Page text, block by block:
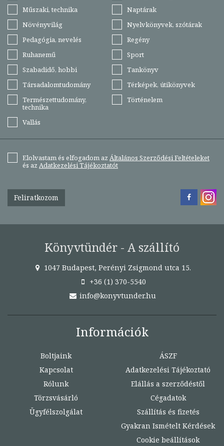
Műszaki, technika
Naptárak
Növényvilág
Nyelvkönyvek, szótárak
Pedagógia, nevelés
Regény
Ruhanemű
Sport
Szabadidő, hobbi
Tankönyv
Társadalomtudomány
Térképek, útikönyvek
Természettudomány,
technika
Történelem
Vallás
Elolvastam és elfogadom az Általános Szerződési Feltételeket
és az Adatkezelési Tájékoztatót
Feliratkozom
Könyvtündér - A szállító
1047 Budapest, Perényi Zsigmond utca 15.
+36 (1) 370-5540
info@konyvtunder.hu
Információk
Boltjaink
Kapcsolat
Rólunk
Törzsvásárló
Ügyfélszolgálat
ÁSZF
Adatkezelési Tájékoztató
Elállás a szerződéstől
Cégadatok
Szállítás és fizetés
Gyakran Ismételt Kérdések
Cookie beállítások